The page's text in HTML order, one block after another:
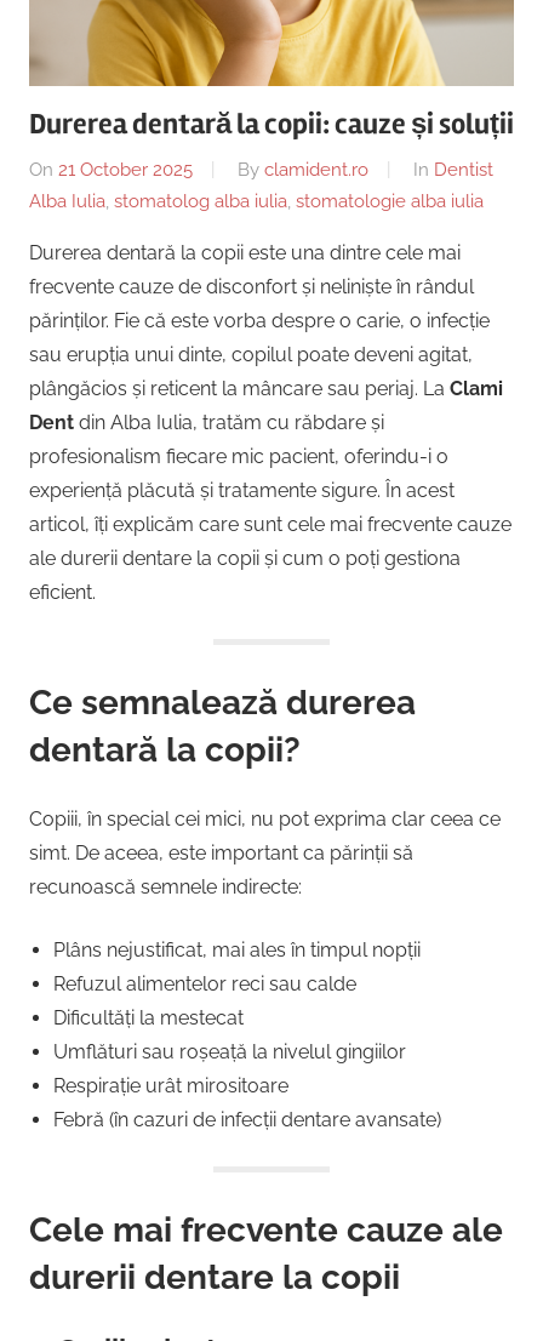
Centru
Implantologie
Copii,
Dentist,
Strada
Lăncrănjan
19,
Alba
510218,
România
+40754463365
Durerea dentară la copii: cauze și soluții
On 21 October 2025 By clamident.ro In Dentist
Alba Iulia stomatolog alba iulia stomatologie alba iulia
Durerea dentară la copii este una dintre cele mai
frecvente cauze de disconfort și neliniște în rândul
părinților. Fie că este vorba despre o carie, o infecție
sau erupția unui dinte, copilul poate deveni agitat,
plângăcios și reticent la mâncare sau periaj. La Clami
Dent din Alba Iulia, tratăm cu răbdare și
profesionalism fiecare mic pacient, oferindu-i o
experiență plăcută și tratamente sigure. În acest
articol, îți explicăm care sunt cele mai frecvente cauze
ale durerii dentare la copii și cum o poți gestiona
eficient.
Ce semnalează durerea
dentară la copii?
Copiii, în special cei mici, nu pot exprima clar ceea ce
simt. De aceea, este important ca părinții să
recunoască semnele indirecte:
Plâns nejustificat, mai ales în timpul nopții
Refuzul alimentelor reci sau calde
Dificultăți la mestecat
Umflături sau roșeață la nivelul gingiilor
Respirație urât mirositoare
Febră (în cazuri de infecții dentare avansate)
Cele mai frecvente cauze ale
durerii dentare la copii